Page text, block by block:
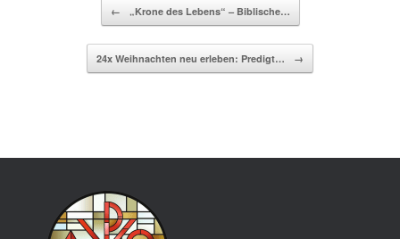
← „Krone des Lebens“ – Biblische…
24x Weihnachten neu erleben: Predigt… →